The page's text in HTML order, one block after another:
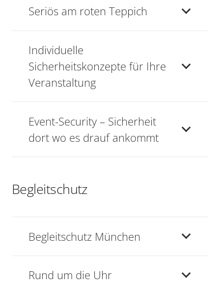
Seriös am roten Teppich
Individuelle
Sicherheitskonzepte für Ihre
Veranstaltung
Event-Security – Sicherheit
dort wo es drauf ankommt
Begleitschutz
Begleitschutz München
Rund um die Uhr